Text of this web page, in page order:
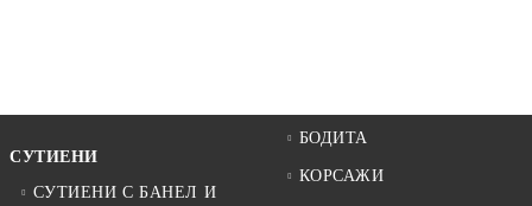
СУТИЕНИ
СУТИЕНИ С БАНЕЛ И
БОДИТА
КОРСАЖИ